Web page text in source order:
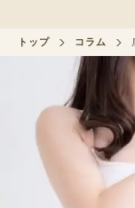
トップ コラム